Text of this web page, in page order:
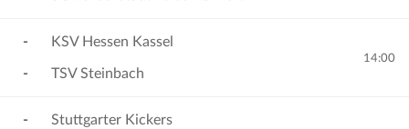
-
-
KSV Hessen Kassel
TSV Steinbach
14:00
- Stuttgarter Kickers